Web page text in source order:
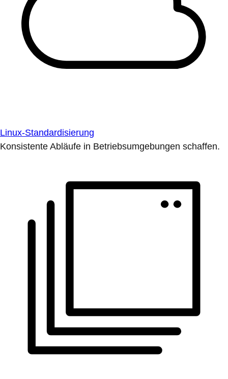
Linux-Standardisierung
Konsistente Abläufe in Betriebsumgebungen schaffen.